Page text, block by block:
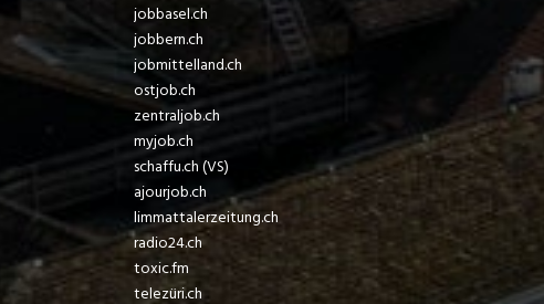
jobbasel.ch
jobbern.ch
jobmittelland.ch
ostjob.ch
zentraljob.ch
myjob.ch
schaffu.ch (VS)
ajourjob.ch
limmattalerzeitung.ch
radio24.ch
toxic.fm
telezüri.ch